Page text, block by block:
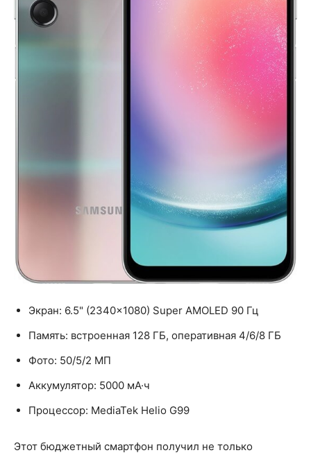
Экран: 6.5" (2340×1080) Super AMOLED 90 Гц
Память: встроенная 128 ГБ, оперативная 4/6/8 ГБ
Фото: 50/5/2 МП
Аккумулятор: 5000 мА·ч
Процессор: MediaTek Helio G99
Этот бюджетный смартфон получил не только